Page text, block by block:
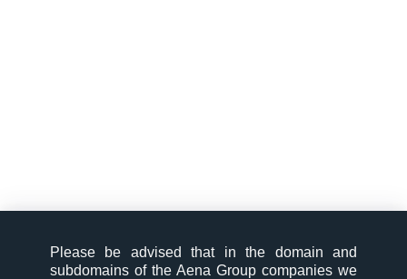
Please be advised that in the domain and
subdomains of the Aena Group companies we